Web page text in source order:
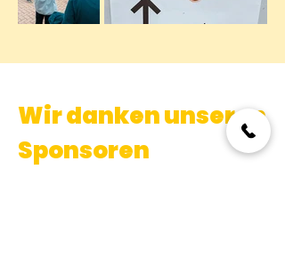
Wir danken unseren
Sponsoren